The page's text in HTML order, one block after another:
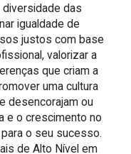
diversidade das
igualdade de
justos com base
valorizar a
que criam a
uma cultura
desencorajam ou
e o crescimento no
o seu sucesso.
de Alto Nível em